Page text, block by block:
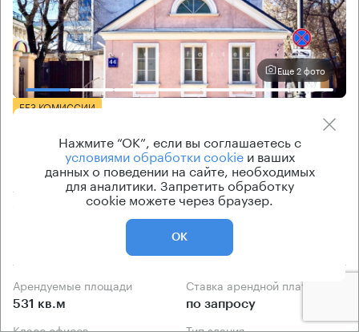
Еще 2 фото
БЕЗ КОМИССИИ
Большая Ордынка 44 с1
Москва, улица Большая Ордынка, 44 с1
Полянка → 520 м ~5 мин
470 м → Голиковский переулок
Арендуемые площади
531 кв.м
Ставка арендной платы
по запросу
Нажмите “ОК”, если вы соглашаетесь с
условиями обработки cookieи ваших
данных о поведении на сайте, необходимых
для аналитики. Запретить обработку
cookie можете через браузер.
ОК